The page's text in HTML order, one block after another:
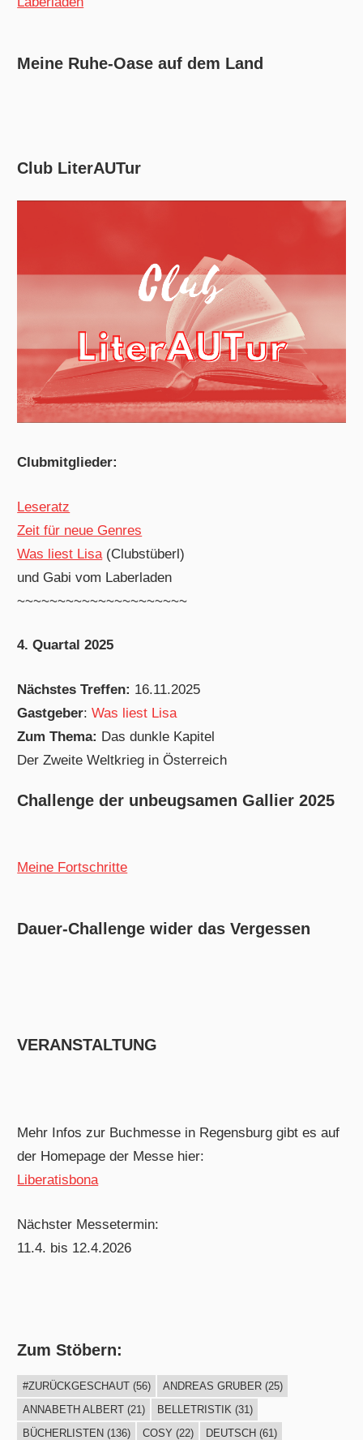
Meine Ruhe-Oase auf dem Land
Club LiterAUTur
Clubmitglieder:
Leseratz
Zeit für neue Genres
Was liest Lisa (Clubstüberl)
und Gabi vom Laberladen
~~~~~~~~~~~~~~~~~~~~~
4. Quartal 2025
Nächstes Treffen: 16.11.2025
Gastgeber:Was liest Lisa
Zum Thema: Das dunkle Kapitel
Der Zweite Weltkrieg in Österreich
Challenge der unbeugsamen Gallier 2025
Meine Fortschritte
Dauer-Challenge wider das Vergessen
VERANSTALTUNG
Mehr Infos zur Buchmesse in Regensburg gibt es auf
der Homepage der Messe hier:
Liberatisbona
Nächster Messetermin:
11.4. bis 12.4.2026
Zum Stöbern:
#ZURÜCKGESCHAUT(56) ANDREAS GRUBER(25)
ANNABETH ALBERT(21) BELLETRISTIK (31)
BÜCHERLISTEN (136) COSY (22) DEUTSCH (61)